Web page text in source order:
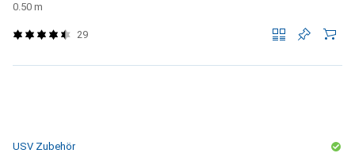
0.50 m
29
USV Zubehör